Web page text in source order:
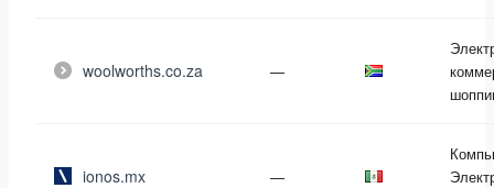
woolworths.co.za —
ionos.mx —